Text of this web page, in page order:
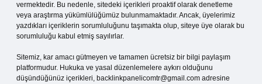
vermektedir. Bu nedenle, sitedeki içerikleri proaktif olarak denetleme
veya araştırma yükümlülüğümüz bulunmamaktadır. Ancak, üyelerimiz
yazdıkları içeriklerin sorumluluğunu taşımakta olup, siteye üye olarak bu
sorumluluğu kabul etmiş sayılırlar.
Sitemiz, kar amacı gütmeyen ve tamamen ücretsiz bir bilgi paylaşım
platformudur. Hukuka ve yasal düzenlemelere aykırı olduğunu
düşündüğünüz içerikleri, backlinkpanelicomtr@gmail.com adresine